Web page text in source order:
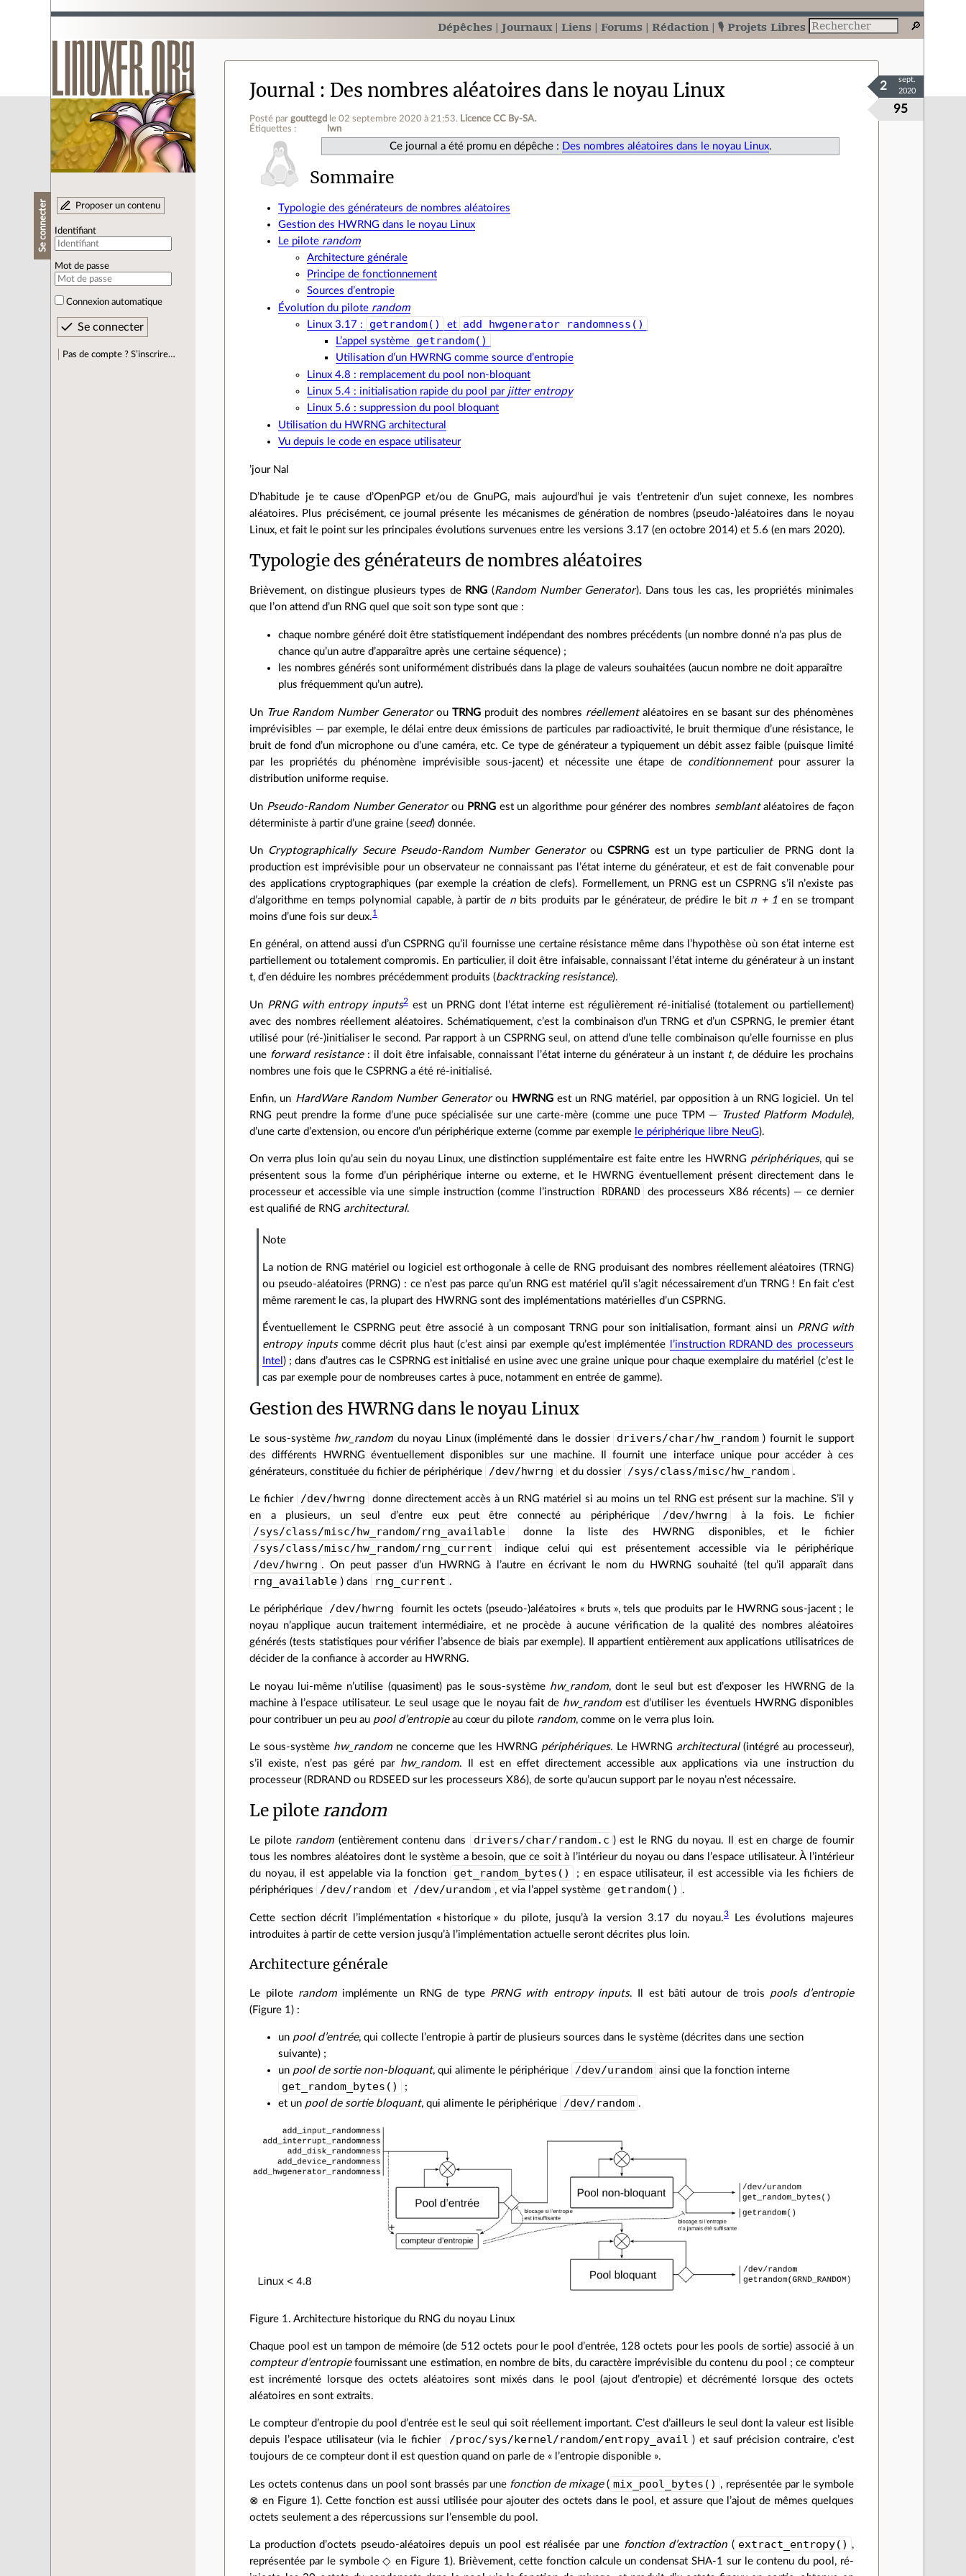
Dépêches Journaux Liens Forums Rédaction 🎙️ Projets Libres
Se connecter Proposer un contenu
Identifiant
Mot de passe
Connexion automatique
Pas de compte ? S’inscrire…
Journal Des nombres aléatoires dans le noyau Linux
Posté pargouttegd le 02 septembre 2020 à 21:53. Licence CC By‑SA.
Étiquettes :
lwn
95
2
sept.
2020
Ce journal a été promu en dépêche : Des nombres aléatoires dans le noyau Linux.
Sommaire
Typologie des générateurs de nombres aléatoires
Gestion des HWRNG dans le noyau Linux
Le pilote random
Architecture générale
Principe de fonctionnement
Sources d’entropie
Évolution du pilote random
Linux 3.17 :
getrandom() et add_hwgenerator_randomness()
L’appel système getrandom()
Utilisation d’un HWRNG comme source d’entropie
Linux 4.8 : remplacement du pool non-bloquant
Linux 5.4 : initialisation rapide du pool par jitter entropy
Linux 5.6 : suppression du pool bloquant
Utilisation du HWRNG architectural
Vu depuis le code en espace utilisateur
’jour Nal
D’habitude je te cause d’OpenPGP et/ou de GnuPG, mais aujourd’hui je vais t’entretenir d’un sujet connexe, les nombres
aléatoires. Plus précisément, ce journal présente les mécanismes de génération de nombres (pseudo-)aléatoires dans le noyau
Linux, et fait le point sur les principales évolutions survenues entre les versions 3.17 (en octobre 2014) et 5.6 (en mars 2020).
Typologie des générateurs de nombres aléatoires
Brièvement, on distingue plusieurs types de RNG (Random Number Generator). Dans tous les cas, les propriétés minimales
que l’on attend d’un RNG quel que soit son type sont que :
chaque nombre généré doit être statistiquement indépendant des nombres précédents (un nombre donné n’a pas plus de
chance qu’un autre d’apparaître après une certaine séquence) ;
les nombres générés sont uniformément distribués dans la plage de valeurs souhaitées (aucun nombre ne doit apparaître
plus fréquemment qu’un autre).
Un True Random Number Generatorou TRNGproduit des nombres réellementaléatoires en se basant sur des phénomènes
imprévisibles — par exemple, le délai entre deux émissions de particules par radioactivité, le bruit thermique d’une résistance, le
bruit de fond d’un microphone ou d’une caméra, etc. Ce type de générateur a typiquement un débit assez faible (puisque limité
par les propriétés du phénomène imprévisible sous-jacent) et nécessite une étape de conditionnementpour assurer la
distribution uniforme requise.
Un Pseudo-Random Number Generatorou PRNGest un algorithme pour générer des nombres semblantaléatoires de façon
déterministe à partir d’une graine (seed) donnée.
Un Cryptographically Secure Pseudo-Random Number GeneratorouCSPRNG est un type particulier de PRNG dont la
production est imprévisible pour un observateur ne connaissant pas l’état interne du générateur, et est de fait convenable pour
des applications cryptographiques (par exemple la création de clefs). Formellement, un PRNG est un CSPRNG s’il n’existe pas
d’algorithme en temps polynomial capable, à partir de nbits produits par le générateur, de prédire le bit n + 1 en se trompant
moins d’une fois sur deux.1
En général, on attend aussi d’un CSPRNG qu’il fournisse une certaine résistance même dans l’hypothèse où son état interne est
partiellement ou totalement compromis. En particulier, il doit être infaisable, connaissant l’état interne du générateur à un instant
t, d’en déduire les nombres précédemment produits (backtracking resistance).
Un PRNG with entropy inputs2
est un PRNG dont l’état interne est régulièrement ré-initialisé (totalement ou partiellement)
avec des nombres réellement aléatoires. Schématiquement, c’est la combinaison d’un TRNG et d’un CSPRNG, le premier étant
utilisé pour (ré-)initialiser le second. Par rapport à un CSPRNG seul, on attend d’une telle combinaison qu’elle fournisse en plus
une forward resistance: il doit être infaisable, connaissant l’état interne du générateur à un instant t, de déduire les prochains
nombres une fois que le CSPRNG a été ré-initialisé.
Enfin, un HardWare Random Number Generatorou HWRNGest un RNG matériel, par opposition à un RNG logiciel. Un tel
RNG peut prendre la forme d’une puce spécialisée sur une carte-mère (comme une puce TPM —
Trusted Platform Module),
d’une carte d’extension, ou encore d’un périphérique externe (comme par exemple le périphérique libre NeuG).
On verra plus loin qu’au sein du noyau Linux, une distinction supplémentaire est faite entre les HWRNG périphériques, qui se
présentent sous la forme d’un périphérique interne ou externe, et le HWRNG éventuellement présent directement dans le
processeur et accessible via une simple instruction (comme l’instruction
RDRAND
des processeurs X86 récents) — ce dernier
est qualifié de RNG architectural.
Note
La notion de RNG matériel ou logiciel est orthogonale à celle de RNG produisant des nombres réellement aléatoires (TRNG)
ou pseudo-aléatoires (PRNG) : ce n’est pas parce qu’un RNG est matériel qu’il s’agit nécessairement d’un TRNG ! En fait c’est
même rarement le cas, la plupart des HWRNG sont des implémentations matérielles d’un CSPRNG.
Éventuellement le CSPRNG peut être associé à un composant TRNG pour son initialisation, formant ainsi un PRNG with
entropy inputscomme décrit plus haut (c’est ainsi par exemple qu’est implémentée
l’instruction RDRAND des processeurs
Intel ) ; dans d’autres cas le CSPRNG est initialisé en usine avec une graine unique pour chaque exemplaire du matériel (c’est le
cas par exemple pour de nombreuses cartes à puce, notamment en entrée de gamme).
Gestion des HWRNG dans le noyau Linux
Le sous-système hw_random du noyau Linux (implémenté dans le dossier drivers/char/hw_random ) fournit le support
des différents HWRNG éventuellement disponibles sur une machine. Il fournit une interface unique pour accéder à ces
générateurs, constituée du fichier de périphérique
/dev/hwrng et du dossier /sys/class/misc/hw_random .
Le fichier /dev/hwrng
donne directement accès à un RNG matériel si au moins un tel RNG est présent sur la machine. S’il y
en a plusieurs, un seul d’entre eux peut être connecté au périphérique
/dev/hwrng à la fois. Le fichier
/sys/class/misc/hw_random/rng_available donne la liste des HWRNG disponibles, et le fichier
/sys/class/misc/hw_random/rng_current indique celui qui est présentement accessible via le périphérique
/dev/hwrng . On peut passer d’un HWRNG à l’autre en écrivant le nom du HWRNG souhaité (tel qu’il apparaît dans
rng_available ) dans rng_current .
Le périphérique /dev/hwrng
fournit les octets (pseudo-)aléatoires « bruts », tels que produits par le HWRNG sous-jacent ; le
noyau n’applique aucun traitement intermédiaire, et ne procède à aucune vérification de la qualité des nombres aléatoires
générés (tests statistiques pour vérifier l’absence de biais par exemple). Il appartient entièrement aux applications utilisatrices de
décider de la confiance à accorder au HWRNG.
Le noyau lui-même n’utilise (quasiment) pas le sous-système hw_random, dont le seul but est d’exposer les HWRNG de la
machine à l’espace utilisateur. Le seul usage que le noyau fait de hw_randomest d’utiliser les éventuels HWRNG disponibles
pour contribuer un peu au pool d’entropieau cœur du pilote random, comme on le verra plus loin.
Le sous-système hw_random ne concerne que les HWRNG périphériques. Le HWRNG architectural(intégré au processeur),
s’il existe, n’est pas géré par hw_random. Il est en effet directement accessible aux applications via une instruction du
processeur (RDRAND ou RDSEED sur les processeurs X86), de sorte qu’aucun support par le noyau n’est nécessaire.
Le pilote random
Le pilote random (entièrement contenu dans drivers/char/random.c ) est le RNG du noyau. Il est en charge de fournir
tous les nombres aléatoires dont le système a besoin, que ce soit à l’intérieur du noyau ou dans l’espace utilisateur. À l’intérieur
du noyau, il est appelable via la fonction
get_random_bytes()
; en espace utilisateur, il est accessible via les fichiers de
périphériques
/dev/random et /dev/urandom , et via l’appel système getrandom() .
Cette section décrit l’implémentation « historique » du pilote, jusqu’à la version 3.17 du noyau.3
Les évolutions majeures
introduites à partir de cette version jusqu’à l’implémentation actuelle seront décrites plus loin.
Architecture générale
Le pilote randomimplémente un RNG de type PRNG with entropy inputs. Il est bâti autour de trois pools d’entropie
(Figure 1) :
un pool d’entrée, qui collecte l’entropie à partir de plusieurs sources dans le système (décrites dans une section
suivante) ;
un pool de sortie non-bloquant, qui alimente le périphérique /dev/urandom ainsi que la fonction interne
get_random_bytes()
;
et un pool de sortie bloquant, qui alimente le périphérique /dev/random .
Figure 1. Architecture historique du RNG du noyau Linux
Chaque pool est un tampon de mémoire (de 512 octets pour le pool d’entrée, 128 octets pour les pools de sortie) associé à un
compteur d’entropiefournissant une estimation, en nombre de bits, du caractère imprévisible du contenu du pool ; ce compteur
est incrémenté lorsque des octets aléatoires sont mixés dans le pool (ajout d’entropie) et décrémenté lorsque des octets
aléatoires en sont extraits.
Le compteur d’entropie du pool d’entrée est le seul qui soit réellement important. C’est d’ailleurs le seul dont la valeur est lisible
depuis l’espace utilisateur (via le fichier
/proc/sys/kernel/random/entropy_avail ) et sauf précision contraire, c’est
toujours de ce compteur dont il est question quand on parle de « l’entropie disponible ».
Les octets contenus dans un pool sont brassés par une fonction de mixage( mix_pool_bytes() , représentée par le symbole
⊗ en Figure 1). Cette fonction est aussi utilisée pour ajouter des octets dans le pool, et assure que l’ajout de mêmes quelques
octets seulement a des répercussions sur l’ensemble du pool.
La production d’octets pseudo-aléatoires depuis un pool est réalisée par une fonction d’extraction ( extract_entropy() ,
représentée par le symbole ◇ en Figure 1). Brièvement, cette fonction calcule un condensat SHA-1 sur le contenu du pool, ré-